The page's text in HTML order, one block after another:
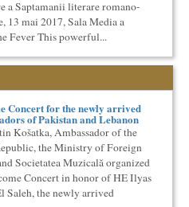
curs de Filosofie a vietii
durata de un an (2
curs de Sociologie, in
si Asistenta Sociala a
desfasura evenimente
Muzicala, conceput initial
din Bucuresti in care...
Marile texte literare ale
a Saptamanii literare romano-
13 mai 2017, Sala Media a
Fever This powerful...
Concert for the newly arrived
of Pakistan and Lebanon
Košatka, Ambassador of the
the Ministry of Foreign
Societatea Muzicală organized
Concert in honor of HE Ilyas
Saleh, the newly arrived